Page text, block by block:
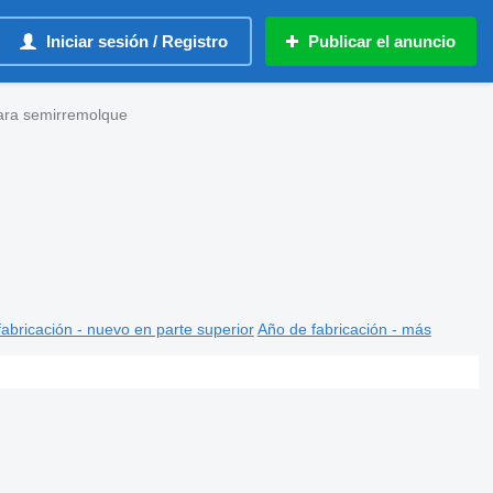
Iniciar sesión / Registro Publicar el anuncio
semirremolque
- nuevo en parte superior Año de fabricación - más